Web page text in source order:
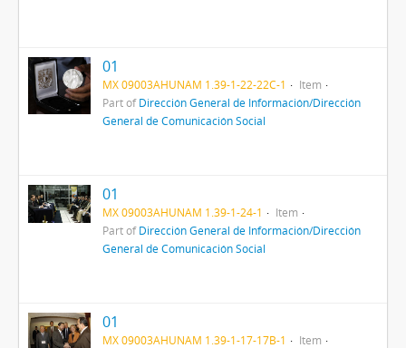
01
MX 09003AHUNAM 1.39-1-22-22C-1
Item
Part ofDirección General de Información/Dirección
General de Comunicación Social
01
MX 09003AHUNAM 1.39-1-24-1
Item
Part ofDirección General de Información/Dirección
General de Comunicación Social
01
MX 09003AHUNAM 1.39-1-17-17B-1
Item